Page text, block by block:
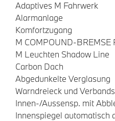
Adaptives M Fahrwerk
Alarmanlage
Komfortzugang
M COMPOUND-BREMSE
M Leuchten Shadow Line
Carbon Dach
Abgedunkelte Verglasung
Warndreieck und
Innen-/Aussensp. mit
Innenspiegel automatisch